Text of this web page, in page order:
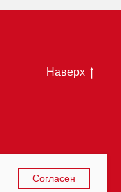
Наверх
Согласен